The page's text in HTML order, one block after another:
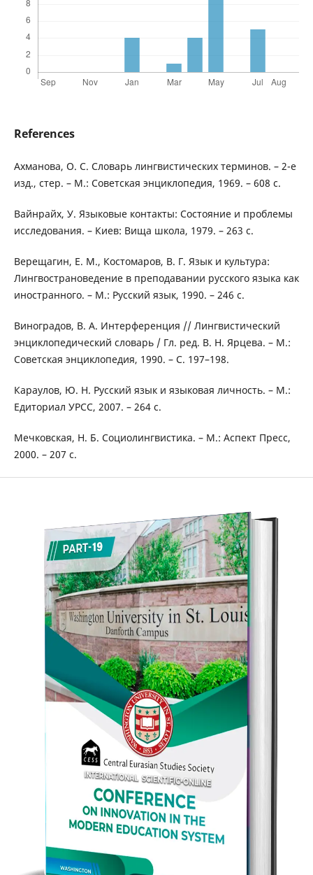
References
Ахманова, О. С. Словарь лингвистических терминов. – 2-е
изд., стер. – М.: Советская энциклопедия, 1969. – 608 с.
Вайнрайх, У. Языковые контакты: Состояние и проблемы
исследования. – Киев: Вища школа, 1979. – 263 с.
Верещагин, Е. М., Костомаров, В. Г. Язык и культура:
Лингвострановедение в преподавании русского языка как
иностранного. – М.: Русский язык, 1990. – 246 с.
Виноградов, В. А. Интерференция // Лингвистический
энциклопедический словарь / Гл. ред. В. Н. Ярцева. – М.:
Советская энциклопедия, 1990. – С. 197–198.
Караулов, Ю. Н. Русский язык и языковая личность. – М.:
Едиториал УРСС, 2007. – 264 с.
Мечковская, Н. Б. Социолингвистика. – М.: Аспект Пресс,
2000. – 207 с.